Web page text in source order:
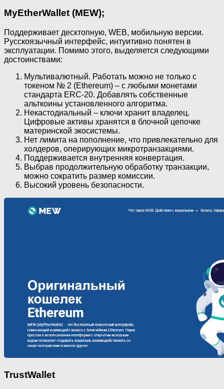
MyEtherWallet (MEW);
Поддерживает десктопную, WEB, мобильную версии.
Русскоязычный интерфейс, интуитивно понятен в
эксплуатации. Помимо этого, выделяется следующими
достоинствами:
Мультивалютный. Работать можно не только с
токеном № 2 (Ethereum) – с любыми монетами
стандарта ERC-20. Добавлять собственные
альткоины установленного алгоритма.
Некастодиальный – ключи хранит владелец.
Цифровые активы хранятся в блочной цепочке
материнской экосистемы.
Нет лимита на пополнение, что привлекательно для
холдеров, оперирующих микротранзакциями.
Поддерживается внутренняя конвертация.
Выбрав продолжительную обработку транзакции,
можно сократить размер комиссии.
Высокий уровень безопасности.
TrustWallet